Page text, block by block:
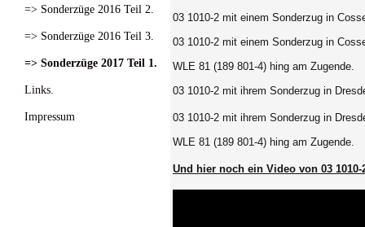
=> Sonderzüge 2016 Teil 2.
=> Sonderzüge 2016 Teil 3.
=> Sonderzüge 2017 Teil 1.
Links.
Impressum
03 1010-2 mit einem Sonderzug in
03 1010-2 mit einem Sonderzug in
WLE 81 (189 801-4) hing am Zugende.
03 1010-2 mit ihrem Sonderzug in
03 1010-2 mit ihrem Sonderzug in
WLE 81 (189 801-4) hing am Zugende.
Und hier noch ein Video von 03